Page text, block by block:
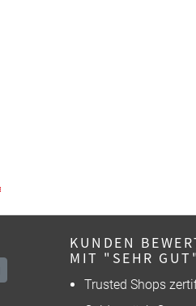
KUNDEN
MIT "SEHR GUT"
Trusted Shops